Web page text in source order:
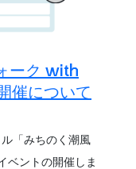
ーク with
催について
「みちのく潮風
ベントの開催しま